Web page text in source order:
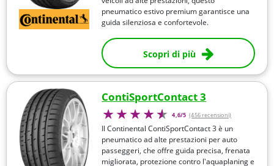
pneumatico estivo premium garantisce una
guida silenziosa e confortevole.
Scopri di più
ContiSportContact 3
4,6/5 (456 recensioni)
Il Continental ContiSportContact 3 è un
pneumatico ad alte prestazioni per auto
passeggeri, che offre guida precisa, frenata
migliorata, protezione contro l'aquaplaning e